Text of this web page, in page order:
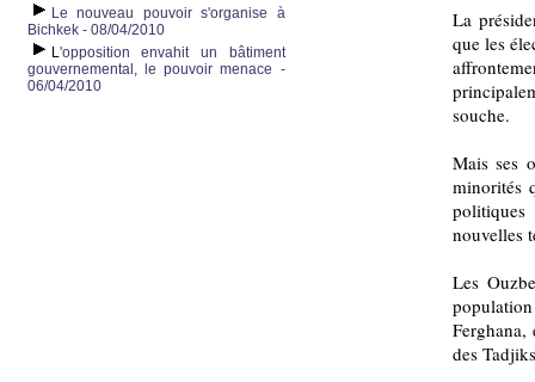
Le nouveau pouvoir s'organise à
Bichkek - 08/04/2010
L'opposition envahit un bâtiment
gouvernemental, le pouvoir menace -
06/04/2010
La
que les
souche.
Mais ses
minorités
nouvelles
Les
des